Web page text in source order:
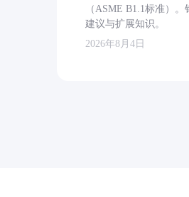
（ASME B1.1标准）
建议与扩展知识。
2026年8月4日